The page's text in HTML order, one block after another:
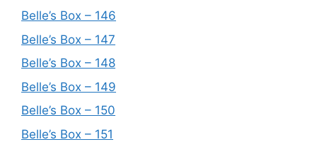
Belle’s Box – 146
Belle’s Box – 147
Belle’s Box – 148
Belle’s Box – 149
Belle’s Box – 150
Belle’s Box – 151